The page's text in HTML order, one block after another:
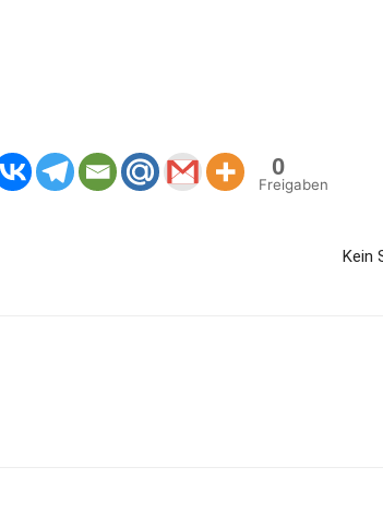
0
Freigaben
Kein